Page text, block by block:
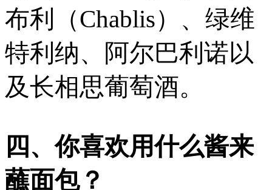
布利（Chablis）、绿维
特利纳、阿尔巴利诺以
及长相思葡萄酒。
四、你喜欢用什么酱来
蘸面包？